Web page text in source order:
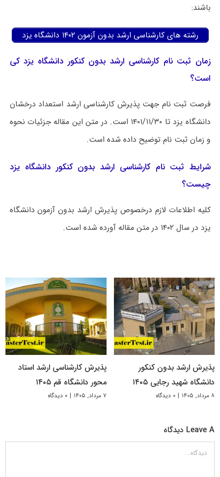
باشند:
رشته های کارشناسی ارشد بدون آزمون ۱۴۰۲ دانشگاه یزد
زمان ثبت نام کارشناسی ارشد بدون کنکور دانشگاه یزد کی
است؟
فرصت ثبت نام جهت پذیرش کارشناسی ارشد استعداد درخشان
دانشگاه یزد تا ۱۴۰۱/۱۱/۳۰ است. در متن این مقاله جزئیات نحوه
و زمان ثبت نام توضیح داده شده است.
شرایط ثبت نام کارشناسی ارشد بدون کنکور دانشگاه یزد
چیست؟
کلیه اطلاعات لازم درخصوص پذیرش ارشد بدون آزمون دانشگاه
یزد در سال ۱۴۰۲ در متن مقاله آورده شده است.
پذیرش ارشد بدون کنکور
دانشگاه شهید رجایی ۱۴۰۵
۸ مرداد, ۱۴۰۵ | ۰ دیدگاه
پذیرش کارشناسی ارشد استاد
محور دانشگاه قم ۱۴۰۵
۷ مرداد, ۱۴۰۵ | ۰ دیدگاه
Leave A دیدگاه
دیدگاه